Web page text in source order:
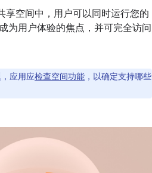
享空间中，用户可以同时运行您的
为用户体验的焦点，并可完全访问
应用应检查空间功能 ，以确定支持哪些